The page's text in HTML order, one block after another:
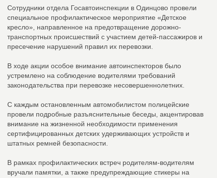
Сотрудники отдела Госавтоинспекции в Одинцово провели
специальное профилактическое мероприятие «Детское
кресло», направленное на предотвращение дорожно-
транспортных происшествий с участием детей-пассажиров и
пресечение нарушений правил их перевозки.
В ходе акции особое внимание автоинспекторов было
устремлено на соблюдение водителями требований
законодательства при перевозке несовершеннолетних.
С каждым остановленным автомобилистом полицейские
провели подробные разъяснительные беседы, акцентировав
внимание на жизненной необходимости применения
сертифицированных детских удерживающих устройств и
штатных ремней безопасности.
В рамках профилактических встреч родителям-водителям
вручали памятки, а также предупреждающие стикеры на